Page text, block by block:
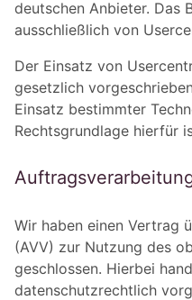
deutschen Anbieter. Das
ausschließlich von
Der Einsatz von
gesetzlich
Einsatz bestimmter
Rechtsgrundlage hierfür
Wir haben einen Vertrag
(AVV) zur Nutzung des
geschlossen. Hierbei
datenschutzrechtlich